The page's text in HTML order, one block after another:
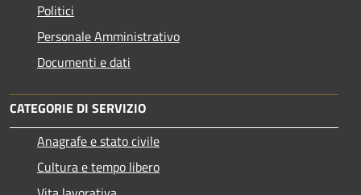
Politici
Personale Amministrativo
Documenti e dati
CATEGORIE DI SERVIZIO
Anagrafe e stato civile
Cultura e tempo libero